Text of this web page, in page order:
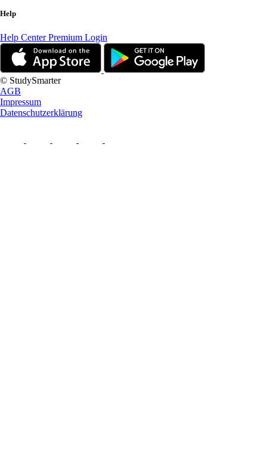
Help
Help CenterPremium Login
© StudySmarter
AGB
Impressum
Datenschutzerklärung